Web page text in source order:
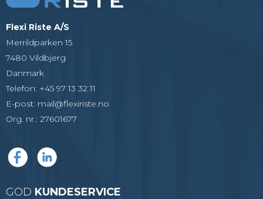
Flexi Riste A/S
Merrildparken 15
7480 Vildbjerg
Danmark
Telefon: +45 97 13 32 11
E-post: mail@flexiriste.no
Org. nr.: 27601677
GOD KUNDESERVICE